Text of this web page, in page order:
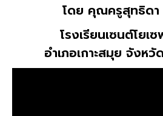
โดย คุณครูสุทธิดา
โรงเรียนเซนต์โยเซ
อำเภอเกาะสมุย จังห